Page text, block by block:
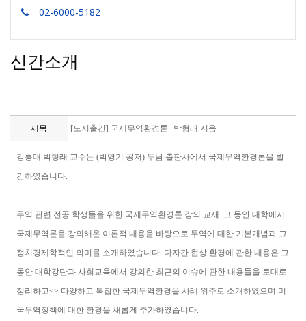
02-6000-5182
신간소개
제목 [도서출간] 국제무역환경론_ 박형래 지음
강릉대 박형래 교수는 (박영기 공저) 두남 출판사에서 국제무역환경론을 발
간하였습니다.
무역 관련 전공 학생들을 위한 국제무역환경론 강의 교재. 그 동안 대학에서
국제무역론을 강의해온 이론적 내용을 바탕으로 무역에 대한 기본개념과 그
정치경제학적인 의미를 소개하였습니다. 다자간 협상 환경에 관한 내용은 그
동안 대학강단과 사회교육에서 강의한 최근의 이슈에 관한 내용들을 토대로
정리하고<> 다양하고 복잡한 국제무역환경을 사례 위주로 소개하였으며 미
국무역정책에 대한 환경을 새롭게 추가하였습니다.